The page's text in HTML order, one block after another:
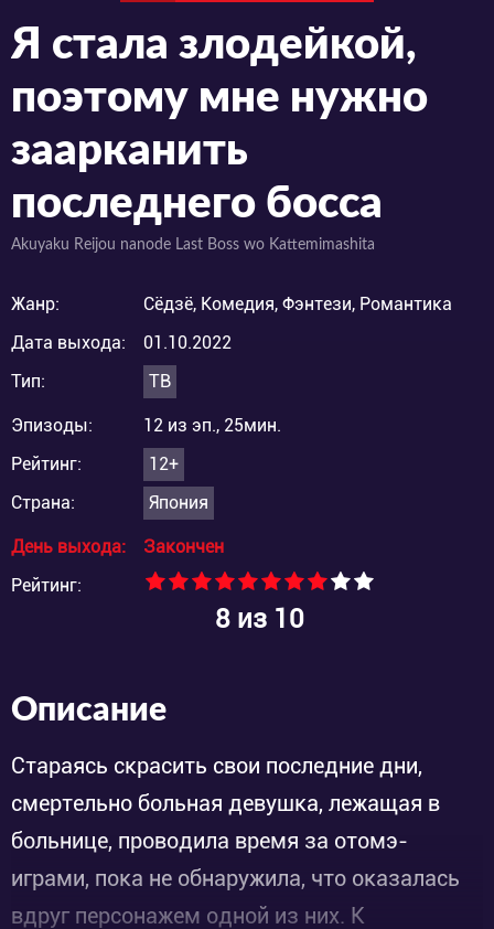
Я стала злодейкой,
поэтому мне нужно
заарканить
последнего босса
Akuyaku Reijou nanode Last Boss wo Kattemimashita
Жанр:
Сёдзё, Комедия, Фэнтези, Романтика
Дата выхода:
01.10.2022
Тип:
ТВ
Эпизоды:
12 из эп., 25мин.
Рейтинг:
12+
Страна:
Япония
День выхода:
Закончен
Рейтинг:
8из 10
Описание
Стараясь скрасить свои последние дни,
смертельно больная девушка, лежащая в
больнице, проводила время за отомэ-
играми, пока не обнаружила, что оказалась
вдруг персонажем одной из них. К